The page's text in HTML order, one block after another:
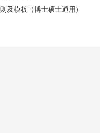
及模板（博士硕士通用）